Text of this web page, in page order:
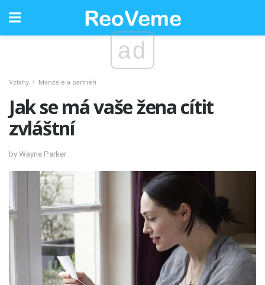
ad
Vztahy Manželé a partneři
Jak se má vaše žena cítit
zvláštní
by Wayne Parker